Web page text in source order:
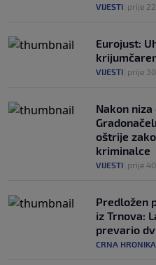
VIJESTI prije
Eurojust:
VIJESTI prije
Nakon
oštrije
kriminalce
VIJESTI prije
Predložen
iz Trnova:
prevario
CRNA HRONIKA